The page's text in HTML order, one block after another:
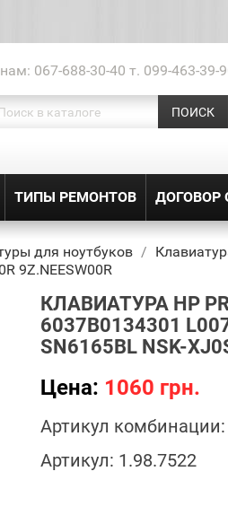
067-688-30-40 т. 099-463-39-
ПОИСК
ТИПЫ РЕМОНТОВ ДОГОВОР
для ноутбуков
9Z.NEESW00R
КЛАВИАТУРА HP
6037B0134301
SN6165BL NSK-
Цена: 1060 грн.
Артикул комбинации:
Артикул: 1.98.7522